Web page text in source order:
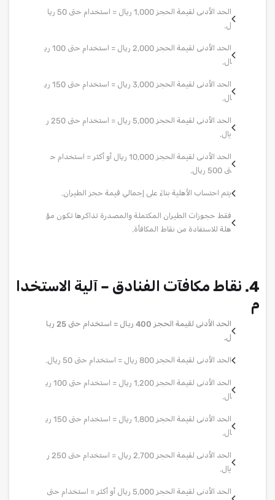
الحد الأدنى لقيمة الحجز 1,000 ريال = استخدام حتى 50 ريا
ل.
الحد الأدنى لقيمة الحجز 2,000 ريال = استخدام حتى 100 ري
ال.
الحد الأدنى لقيمة الحجز 3,000 ريال = استخدام حتى 150 ري
ال.
الحد الأدنى لقيمة الحجز 5,000 ريال = استخدام حتى 250 ر
يال.
الحد الأدنى لقيمة الحجز 10,000 ريال أو أكثر = استخدام ح
تى 500 ريال.
يتم احتساب الأهلية بناءً على إجمالي قيمة حجز الطيران.
فقط حجوزات الطيران المكتملة والمصدرة تذاكرها تكون مؤ
هلة للاستفادة من نقاط المكافأة.
4. نقاط مكافآت الفنادق – آلية الاستخدا
م
الحد الأدنى لقيمة الحجز 400 ريال = استخدام حتى 25 ريا
ل.
الحد الأدنى لقيمة الحجز 800 ريال = استخدام حتى 50 ريال.
الحد الأدنى لقيمة الحجز 1,200 ريال = استخدام حتى 100 ري
ال.
الحد الأدنى لقيمة الحجز 1,800 ريال = استخدام حتى 150 ري
ال.
الحد الأدنى لقيمة الحجز 2,700 ريال = استخدام حتى 250 ر
يال.
الحد الأدنى لقيمة الحجز 5,000 ريال أو أكثر = استخدام حتى